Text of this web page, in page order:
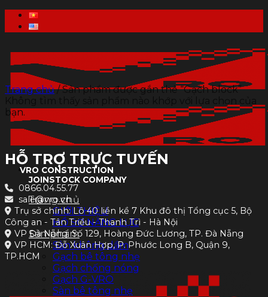
Skip
VRO CONSTRUCTION
JOINSTOCK COMPANY
Trang chủ
GIỚI THIỆU
HỒ SƠ NĂNG LỰC
Sản phẩm
Sàn không dầm
Gạch bê tông nhẹ
Gạch chống nóng
Gạch G-VRO
Sàn bê tông nhẹ
Trang chủ /Sản phẩm được gắn thẻ “Gạch block”
bạn.
HỖ TRỢ TRỰC TUYẾN
0866.04.55.77
sale@vro.vn
Trụ sở chính: Lô 40 liền kề 7 Khu đô thị Tổng cục 5, Bộ
Công an - Tân Triều - Thanh Trì - Hà Nội
VP Đà Nẵng: Số 129, Hoàng Đức Lương, TP. Đà Nẵng
VP HCM: Đỗ Xuân Hợp, P. Phước Long B, Quận 9,
TP.HCM